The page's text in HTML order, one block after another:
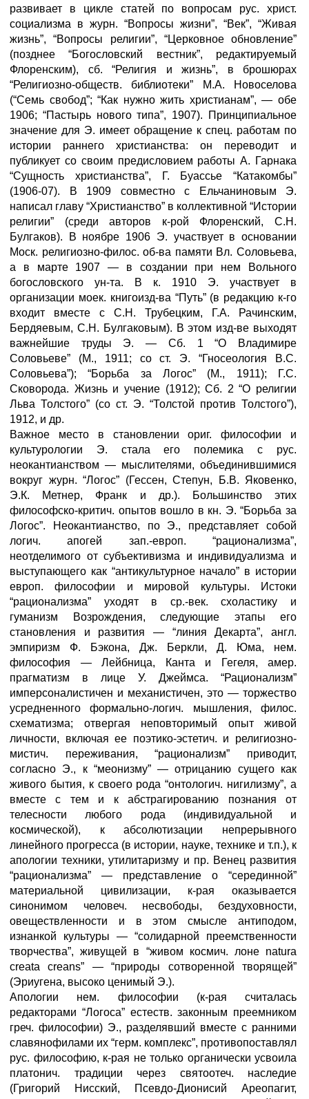
развивает в цикле статей по вопросам рус. христ.
социализма в журн. “Вопросы жизни”, “Век”, “Живая
жизнь”, “Вопросы религии”, “Церковное обновление”
(позднее “Богословский вестник”, редактируемый
Флоренским), сб. “Религия и жизнь”, в брошюрах
“Религиозно-обществ. библиотеки” М.А. Новоселова
(“Семь свобод”; “Как нужно жить христианам”, — обе
1906; “Пастырь нового типа”, 1907). Принципиальное
значение для Э. имеет обращение к спец. работам по
истории раннего христианства: он переводит и
публикует со своим предисловием работы А. Гарнака
“Сущность христианства”, Г. Буассье “Катакомбы”
(1906-07). В 1909 совместно с Ельчаниновым Э.
написал главу “Христианство” в коллективной “Истории
религии” (среди авторов к-рой Флоренский, С.Н.
Булгаков). В ноябре 1906 Э. участвует в основании
Моск. религиозно-филос. об-ва памяти Вл. Соловьева,
а в марте 1907 — в создании при нем Вольного
богословского ун-та. В к. 1910 Э. участвует в
организации моек. книгоизд-ва “Путь” (в редакцию к-го
входит вместе с С.Н. Трубецким, Г.А. Рачинским,
Бердяевым, С.Н. Булгаковым). В этом изд-ве выходят
важнейшие труды Э. — Сб. 1 “О Владимире
Соловьеве” (М., 1911; со ст. Э. “Гносеология B.C.
Соловьева”); “Борьба за Логос” (М., 1911); Г.С.
Сковорода. Жизнь и учение (1912); Сб. 2 “О религии
Льва Толстого” (со ст. Э. “Толстой против Толстого”),
1912, и др.
Важное место в становлении ориг. философии и
культурологии Э. стала его полемика с рус.
неокантианством — мыслителями, объединившимися
вокруг журн. “Логос” (Гессен, Степун, Б.В. Яковенко,
Э.К. Метнер, Франк и др.). Большинство этих
философско-критич. опытов вошло в кн. Э. “Борьба за
Логос”. Неокантианство, по Э., представляет собой
логич. апогей зап.-европ. “рационализма”,
неотделимого от субъективизма и индивидуализма и
выступающего как “антикультурное начало” в истории
европ. философии и мировой культуры. Истоки
“рационализма” уходят в ср.-век. схоластику и
гуманизм Возрождения, следующие этапы его
становления и развития — “линия Декарта”, англ.
эмпиризм Ф. Бэкона, Дж. Беркли, Д. Юма, нем.
философия — Лейбница, Канта и Гегеля, амер.
прагматизм в лице У. Джеймса. “Рационализм”
имперсоналистичен и механистичен, это — торжество
усредненного формально-логич. мышления, филос.
схематизма; отвергая неповторимый опыт живой
личности, включая ее поэтико-эстетич. и религиозно-
мистич. переживания, “рационализм” приводит,
согласно Э., к “меонизму” — отрицанию сущего как
живого бытия, к своего рода “онтологич. нигилизму”, а
вместе с тем и к абстрагированию познания от
телесности любого рода (индивидуальной и
космической), к абсолютизации непрерывного
линейного прогресса (в истории, науке, технике и т.п.), к
апологии техники, утилитаризму и пр. Венец развития
“рационализма” — представление о “серединной”
материальной цивилизации, к-рая оказывается
синонимом человеч. несвободы, бездуховности,
овеществленности и в этом смысле антиподом,
изнанкой культуры — “солидарной преемственности
творчества”, живущей в “живом космич. лоне natura
creata creans” — “природы сотворенной творящей”
(Эриугена, высоко ценимый Э.).
Апологии нем. философии (к-рая считалась
редакторами “Логоса” естеств. законным преемником
греч. философии) Э., разделявший вместе с ранними
славянофилами их “герм. комплекс”, противопоставлял
рус. философию, к-рая не только органически усвоила
платонич. традиции через святоотеч. наследие
(Григорий Нисский, Псевдо-Дионисий Ареопагит,